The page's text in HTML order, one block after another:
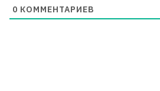
0 КОММЕНТАРИЕВ